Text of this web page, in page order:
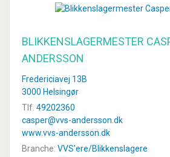
BLIKKENSLAGERMESTER
ANDERSSON
Fredericiavej 13B
3000 Helsingør
Tlf. 49202360
casper@vvs-andersson.dk
www.vvs-andersson.dk
Branche: VVS'ere/Blikkenslagere